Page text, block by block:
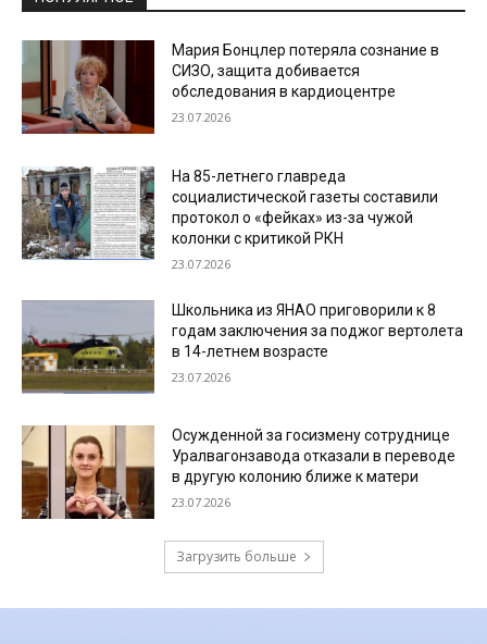
Мария Бонцлер потеряла сознание в
СИЗО, защита добивается
обследования в кардиоцентре
23.07.2026
На 85-летнего главреда
социалистической газеты составили
протокол о «фейках» из-за чужой
колонки с критикой РКН
23.07.2026
Школьника из ЯНАО приговорили к 8
годам заключения за поджог вертолета
в 14-летнем возрасте
23.07.2026
Осужденной за госизмену сотруднице
Уралвагонзавода отказали в переводе
в другую колонию ближе к матери
23.07.2026
Загрузить больше